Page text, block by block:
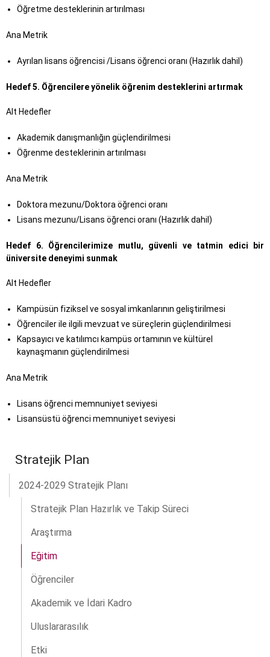
Öğretme desteklerinin artırılması
Ana Metrik
Ayrılan lisans öğrencisi /Lisans öğrenci oranı (Hazırlık dahil)
Hedef 5. Öğrencilere yönelik öğrenim desteklerini artırmak
Alt Hedefler
Akademik danışmanlığın güçlendirilmesi
Öğrenme desteklerinin artırılması
Ana Metrik
Doktora mezunu/Doktora öğrenci oranı
Lisans mezunu/Lisans öğrenci oranı (Hazırlık dahil)
Hedef 6. Öğrencilerimize mutlu, güvenli ve tatmin edici bir
üniversite deneyimi sunmak
Alt Hedefler
Kampüsün fiziksel ve sosyal imkanlarının geliştirilmesi
Öğrenciler ile ilgili mevzuat ve süreçlerin güçlendirilmesi
Kapsayıcı ve katılımcı kampüs ortamının ve kültürel
kaynaşmanın güçlendirilmesi
Ana Metrik
Lisans öğrenci memnuniyet seviyesi
Lisansüstü öğrenci memnuniyet seviyesi
Stratejik Plan
2024-2029 Stratejik Planı
Stratejik Plan Hazırlık ve Takip Süreci
Araştırma
Eğitim
Öğrenciler
Akademik ve İdari Kadro
Uluslararasılık
Etki